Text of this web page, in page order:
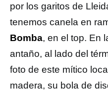
por los garitos de
tenemos canela en
Bomba, en el top. En
antaño, al lado del
foto de este mítico
madera, su bola de